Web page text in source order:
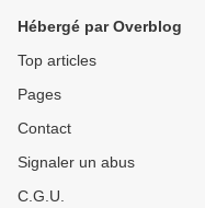
Hébergé par Overblog
Top articles
Pages
Contact
Signaler un abus
C.G.U.